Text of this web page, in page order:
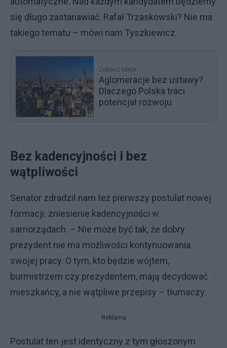
się długo zastanawiać. Rafał Trzaskowski? Nie ma
takiego tematu – mówi nam Tyszkiewicz.
Zobacz także
Aglomeracje bez ustawy?
Dlaczego Polska traci
potencjał rozwoju
Bez kadencyjności i bez
wątpliwości
Senator zdradził nam też pierwszy postulat nowej
formacji: zniesienie kadencyjności w
samorządach. – Nie może być tak, że dobry
prezydent nie ma możliwości kontynuowania
swojej pracy. O tym, kto będzie wójtem,
burmistrzem czy prezydentem, mają decydować
mieszkańcy, a nie wątpliwe przepisy – tłumaczy.
Reklama
Postulat ten jest identyczny z tym głoszonym